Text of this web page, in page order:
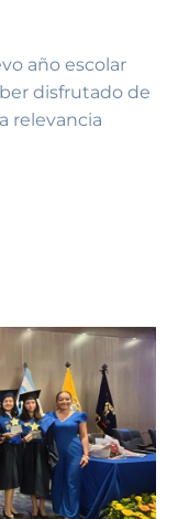
año escolar
disfrutado de
relevancia